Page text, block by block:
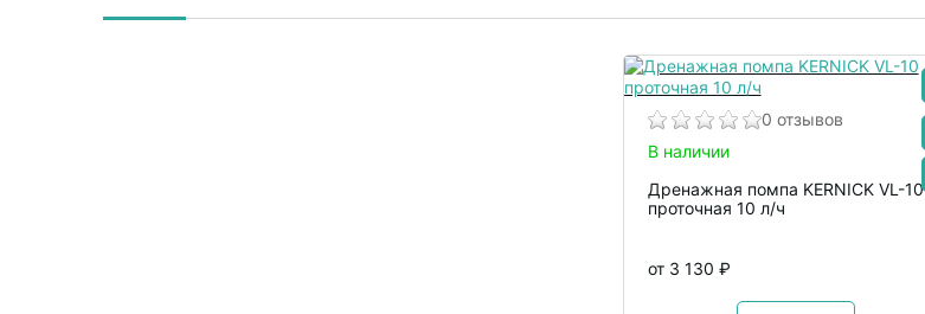
0 отзывов
В наличии
Дренажная помпа KERNICK VL-10
проточная 10 л/ч
от 3 130 ₽